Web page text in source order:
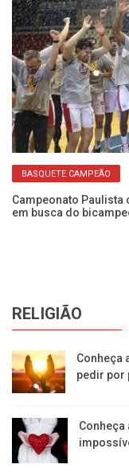
BASQUETE CAMPEÃO
Campeonato Paulista
em busca do
RELIGIÃO
Conheça
pedir por